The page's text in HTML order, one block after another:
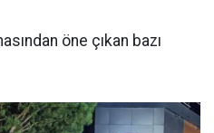
öne çıkan bazı